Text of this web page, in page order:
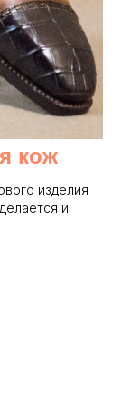
кож
изделия
и